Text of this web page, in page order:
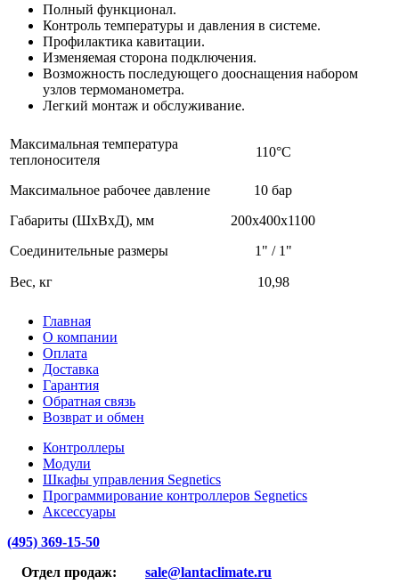
Полный функционал.
Контроль температуры и давления в системе.
Профилактика кавитации.
Изменяемая сторона подключения.
Возможность последующего дооснащения набором
узлов термоманометра.
Легкий монтаж и обслуживание.
Максимальная температура
теплоносителя
110°С
Максимальное рабочее давление
10 бар
Габариты (ШхВхД), мм
200х400х1100
Соединительные размеры
1" / 1"
Вес, кг 10,98
Главная
О компании
Оплата
Доставка
Гарантия
Обратная связь
Возврат и обмен
Контроллеры
Модули
Шкафы управления Segnetics
Программирование контроллеров Segnetics
Аксессуары
(495) 369-15-50
Отдел продаж: sale@lantaclimate.ru